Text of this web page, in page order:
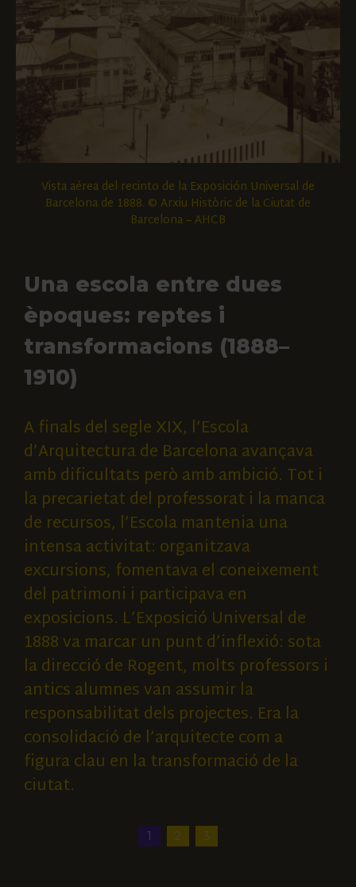
Una escola entre dues
èpoques: reptes i
transformacions (1888–
1910)
A finals del segle XIX, l’Escola
d’Arquitectura de Barcelona avançava
amb dificultats però amb ambició. Tot i
la precarietat del professorat i la manca
de recursos, l’Escola mantenia una
intensa activitat: organitzava
excursions, fomentava el coneixement
del patrimoni i participava en
exposicions. L’Exposició Universal de
1888 va marcar un punt d’inflexió: sota
la direcció de Rogent, molts professors i
antics alumnes van assumir la
responsabilitat dels projectes. Era la
consolidació de l’arquitecte com a
figura clau en la transformació de la
ciutat.
Vista aérea del recinto de la Exposición Universal de
Barcelona de 1888. © Arxiu Històric de la Ciutat de
Barcelona – AHCB
1 2 3